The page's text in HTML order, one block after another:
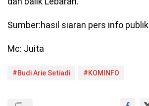
Sumber:hasil siaran pers info publik
Mc: Juita
#Budi Arie Setiadi #KOMINFO